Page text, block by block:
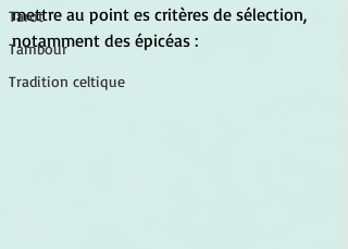
Tarot
Tambour
Tradition celtique
mettre au point es critères de sélection,
notamment des épicéas :